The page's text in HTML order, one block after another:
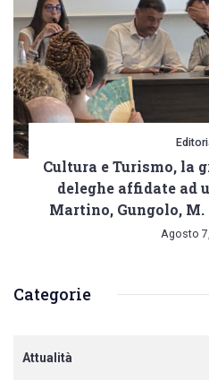
Cultura e Turismo, la
deleghe affidate ad
Martino, Gungolo,
Agosto
Categorie
Attualità